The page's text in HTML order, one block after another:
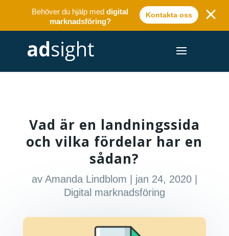
Behöver du hjälp meddigital
marknadsföring?
Kontakta oss
Vad är en landningssida
och vilka fördelar har en
sådan?
av Amanda Lindblom jan 24, 2020|
Digital marknadsföring